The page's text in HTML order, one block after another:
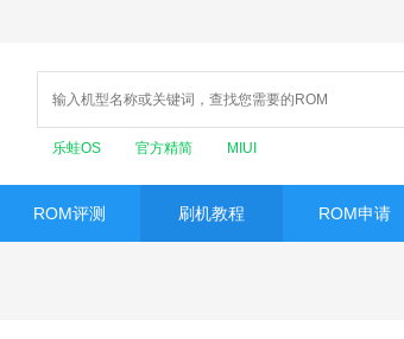
乐蛙OS 官方精简 MIUI
ROM评测 刷机教程 ROM申请